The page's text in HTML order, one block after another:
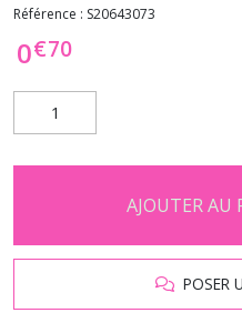
Référence : S20643073
0€70
AJOUTER AU
POSER